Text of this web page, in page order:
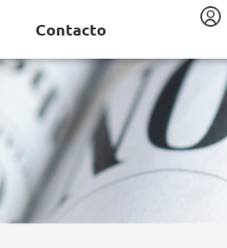
Contacto